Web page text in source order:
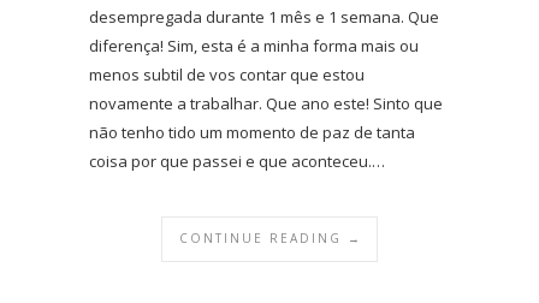
desempregada durante 1 mês e 1 semana. Que
diferença! Sim, esta é a minha forma mais ou
menos subtil de vos contar que estou
novamente a trabalhar. Que ano este! Sinto que
não tenho tido um momento de paz de tanta
coisa por que passei e que aconteceu.…
CONTINUE READING →